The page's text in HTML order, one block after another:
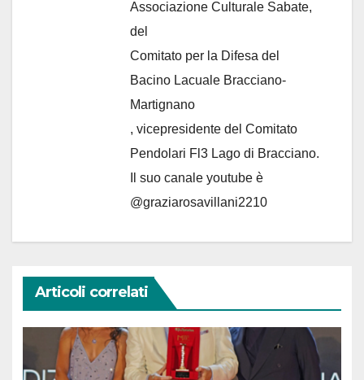
Associazione Culturale Sabate,
del
Comitato per la Difesa del
Bacino Lacuale Bracciano-
Martignano
, vicepresidente del Comitato
Pendolari Fl3 Lago di Bracciano.
Il suo canale youtube è
@graziarosavillani2210
Articoli correlati